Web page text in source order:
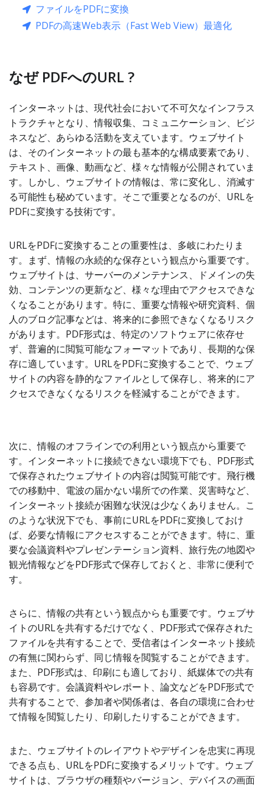
ファイルをPDFに変換
PDFの高速Web表示（Fast Web View）最適化
なぜ PDFへのURL ?
インターネットは、現代社会において不可欠なインフラス
トラクチャとなり、情報収集、コミュニケーション、ビジ
ネスなど、あらゆる活動を支えています。ウェブサイト
は、そのインターネットの最も基本的な構成要素であり、
テキスト、画像、動画など、様々な情報が公開されていま
す。しかし、ウェブサイトの情報は、常に変化し、消滅す
る可能性も秘めています。そこで重要となるのが、URLを
PDFに変換する技術です。
URLをPDFに変換することの重要性は、多岐にわたりま
す。まず、情報の永続的な保存という観点から重要です。
ウェブサイトは、サーバーのメンテナンス、ドメインの失
効、コンテンツの更新など、様々な理由でアクセスできな
くなることがあります。特に、重要な情報や研究資料、個
人のブログ記事などは、将来的に参照できなくなるリスク
があります。PDF形式は、特定のソフトウェアに依存せ
ず、普遍的に閲覧可能なフォーマットであり、長期的な保
存に適しています。URLをPDFに変換することで、ウェブ
サイトの内容を静的なファイルとして保存し、将来的にア
クセスできなくなるリスクを軽減することができます。
次に、情報のオフラインでの利用という観点から重要で
す。インターネットに接続できない環境下でも、PDF形式
で保存されたウェブサイトの内容は閲覧可能です。飛行機
での移動中、電波の届かない場所での作業、災害時など、
インターネット接続が困難な状況は少なくありません。こ
のような状況下でも、事前にURLをPDFに変換しておけ
ば、必要な情報にアクセスすることができます。特に、重
要な会議資料やプレゼンテーション資料、旅行先の地図や
観光情報などをPDF形式で保存しておくと、非常に便利で
す。
さらに、情報の共有という観点からも重要です。ウェブサ
イトのURLを共有するだけでなく、PDF形式で保存された
ファイルを共有することで、受信者はインターネット接続
の有無に関わらず、同じ情報を閲覧することができます。
また、PDF形式は、印刷にも適しており、紙媒体での共有
も容易です。会議資料やレポート、論文などをPDF形式で
共有することで、参加者や関係者は、各自の環境に合わせ
て情報を閲覧したり、印刷したりすることができます。
また、ウェブサイトのレイアウトやデザインを忠実に再現
できる点も、URLをPDFに変換するメリットです。ウェブ
サイトは、ブラウザの種類やバージョン、デバイスの画面